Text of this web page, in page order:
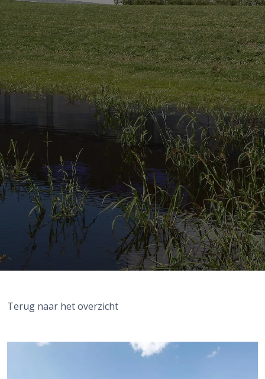
Terug naar het overzicht